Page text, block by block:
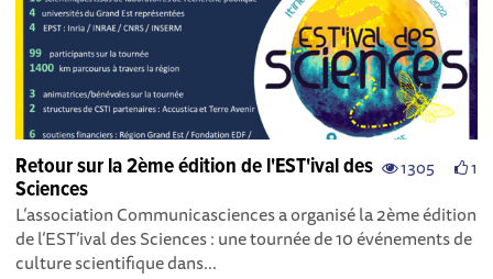
1305 1
Retour sur la 2ème édition de l'EST'ival des
Sciences
L’association Communicasciences a organisé la 2ème édition
de l’EST’ival des Sciences : une tournée de 10 événements de
culture scientifique dans...